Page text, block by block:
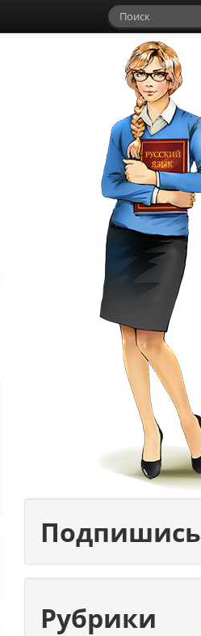
Подпишись
Рубрики